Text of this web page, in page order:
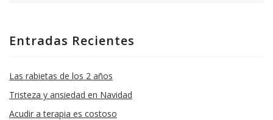
Entradas Recientes
Las rabietas de los 2 años
Tristeza y ansiedad en Navidad
Acudir a terapia es costoso